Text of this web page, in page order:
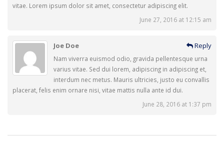
vitae. Lorem ipsum dolor sit amet, consectetur adipiscing elit.
June 27, 2016 at 12:15 am
Joe Doe Reply
Nam viverra euismod odio, gravida pellentesque urna
varius vitae. Sed dui lorem, adipiscing in adipiscing et,
interdum nec metus. Mauris ultricies, justo eu convallis
placerat, felis enim ornare nisi, vitae mattis nulla ante id dui.
June 28, 2016 at 1:37 pm